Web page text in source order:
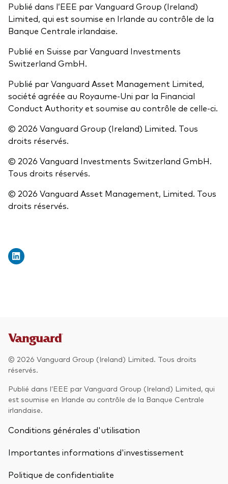
Publié dans l’EEE par Vanguard Group (Ireland)
Limited, qui est soumise en Irlande au contrôle de la
Banque Centrale irlandaise.
Publié en Suisse par Vanguard Investments
Switzerland GmbH.
Publié par Vanguard Asset Management Limited,
société agréée au Royaume-Uni par la Financial
Conduct Authority et soumise au contrôle de celle-ci.
© 2026 Vanguard Group (Ireland) Limited. Tous
droits réservés.
© 2026 Vanguard Investments Switzerland GmbH.
Tous droits réservés.
© 2026 Vanguard Asset Management, Limited. Tous
droits réservés.
© 2026 Vanguard Group (Ireland) Limited. Tous droits
réservés.
Publié dans l’EEE par Vanguard Group (Ireland) Limited, qui
est soumise en Irlande au contrôle de la Banque Centrale
irlandaise.
Conditions générales d'utilisation
Importantes informations d'investissement
Politique de confidentialite